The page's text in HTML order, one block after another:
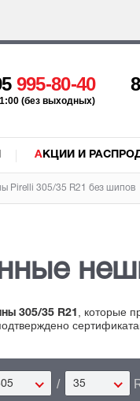
995-80-40
(без выходных)
АКЦИИ И
Pirelli 305/35 R21 без шипов
305/35 R21 , которые
/ 35